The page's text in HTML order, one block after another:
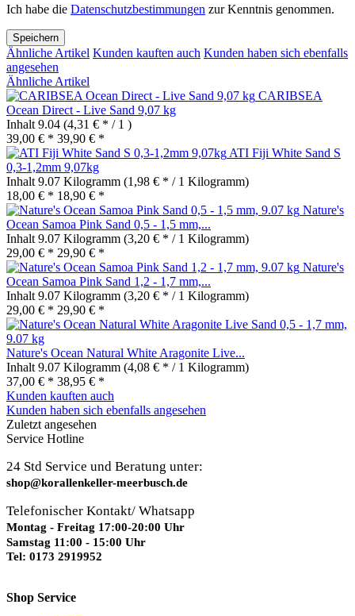
Ich habe die Datenschutzbestimmungen zur Kenntnis genommen.
Speichern
Ähnliche Artikel Kunden kauften auch Kunden haben sich ebenfalls
angesehen
Ähnliche Artikel
CARIBSEA
Ocean Direct - Live Sand 9,07 kg
Inhalt 9.04 (4,31 € * / 1 )
39,00 € * 39,90 € *
ATI Fiji White Sand S
0,3-1,2mm 9,07kg
Inhalt 9.07 Kilogramm (1,98 € * / 1 Kilogramm)
18,00 € * 18,90 € *
Nature's
Ocean Samoa Pink Sand 0,5 - 1,5 mm,...
Inhalt 9.07 Kilogramm (3,20 € * / 1 Kilogramm)
29,00 € * 29,90 € *
Nature's
Ocean Samoa Pink Sand 1,2 - 1,7 mm,...
Inhalt 9.07 Kilogramm (3,20 € * / 1 Kilogramm)
29,00 € * 29,90 € *
Nature's Ocean Natural White Aragonite Live...
Inhalt 9.07 Kilogramm (4,08 € * / 1 Kilogramm)
37,00 € * 38,95 € *
Kunden kauften auch
Kunden haben sich ebenfalls angesehen
Zuletzt angesehen
Service Hotline
24 Std Service und Beratung unter:
shop@korallenkeller-meerbusch.de
Telefonischer Kontakt/ Whatsapp
Montag - Freitag 17:00-20:00 Uhr
Samstag 11:00 - 15:00 Uhr
Tel: 0173 2919952
Shop Service